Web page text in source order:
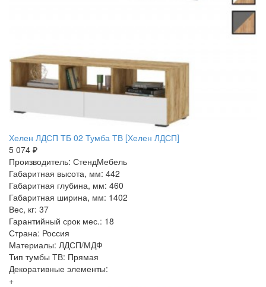
Хелен ЛДСП ТБ 02 Тумба ТВ [Хелен ЛДСП]
5 074 ₽
Производитель: СтендМебель
Габаритная высота, мм: 442
Габаритная глубина, мм: 460
Габаритная ширина, мм: 1402
Вес, кг: 37
Гарантийный срок мес.: 18
Страна: Россия
Материалы: ЛДСП/МДФ
Тип тумбы ТВ: Прямая
Декоративные элементы:
+